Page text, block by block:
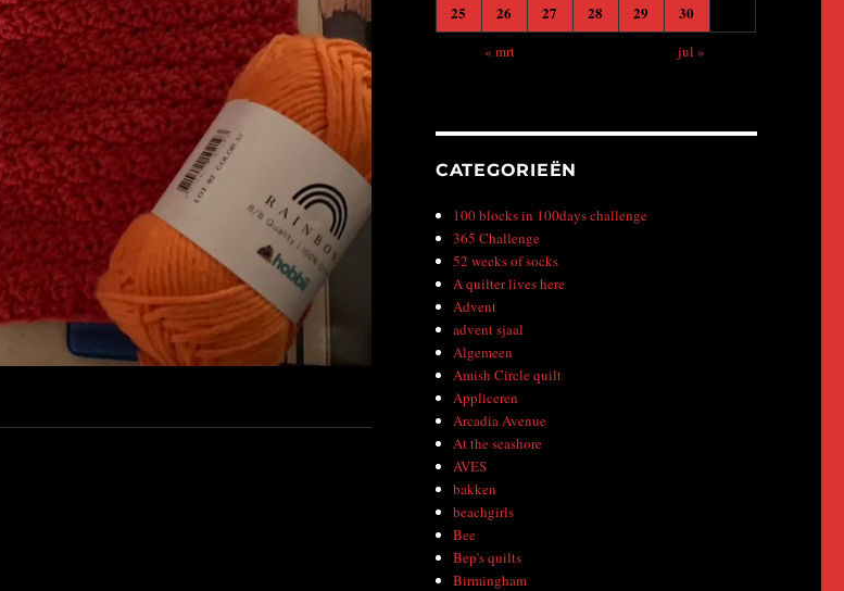
25
26 27 28 29 30
« mrt jul »
CATEGORIEËN
100 blocks in 100days challenge
365 Challenge
52 weeks of socks
A quilter lives here
Advent
advent sjaal
Algemeen
Amish Circle quilt
Appliceren
Arcadia Avenue
At the seashore
AVES
bakken
beachgirls
Bee
Bep's quilts
Birmingham